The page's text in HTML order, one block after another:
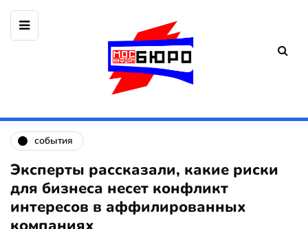
события
Эксперты рассказали, какие риски
для бизнеса несет конфликт
интересов в аффилированных